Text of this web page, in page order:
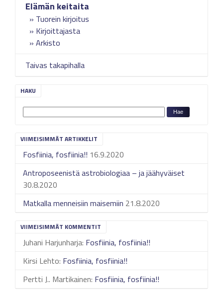
Elämän keitaita
Tuorein kirjoitus
Kirjoittajasta
Arkisto
Taivas takapihalla
HAKU
VIIMEISIMMÄT ARTIKKELIT
Fosfiinia, fosfiinia!! 16.9.2020
Antroposeenistä astrobiologiaa – ja jäähyväiset
30.8.2020
Matkalla menneisiin maisemiin 21.8.2020
VIIMEISIMMÄT KOMMENTIT
Juhani Harjunharja: Fosfiinia, fosfiinia!!
Kirsi Lehto: Fosfiinia, fosfiinia!!
Pertti J.. Martikainen: Fosfiinia, fosfiinia!!